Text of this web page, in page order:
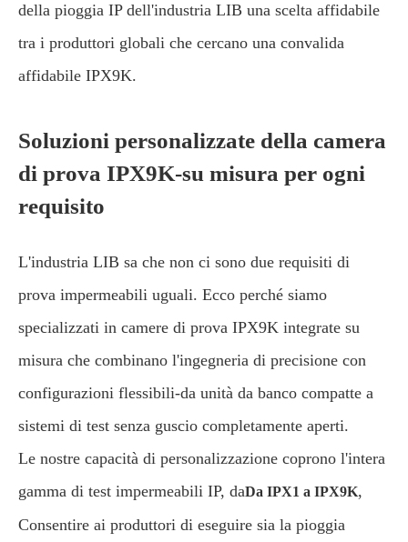
della pioggia IP dell'industria LIB una scelta affidabile
tra i produttori globali che cercano una convalida
affidabile IPX9K.
Soluzioni personalizzate della camera
di prova IPX9K-su misura per ogni
requisito
L'industria LIB sa che non ci sono due requisiti di
prova impermeabili uguali. Ecco perché siamo
specializzati in camere di prova IPX9K integrate su
misura che combinano l'ingegneria di precisione con
configurazioni flessibili-da unità da banco compatte a
sistemi di test senza guscio completamente aperti.
Le nostre capacità di personalizzazione coprono l'intera
gamma di test impermeabili IP, daDa IPX1 a IPX9K,
Consentire ai produttori di eseguire sia la pioggia